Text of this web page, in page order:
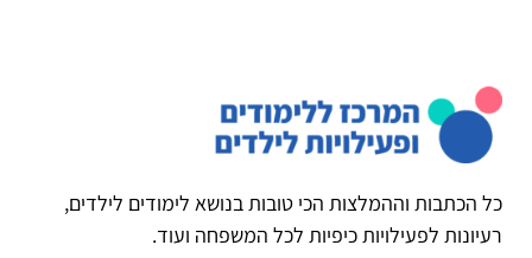
כל הכתבות וההמלצות הכי טובות בנושא לימודים לילדים,
רעיונות לפעילויות כיפיות לכל המשפחה ועוד.